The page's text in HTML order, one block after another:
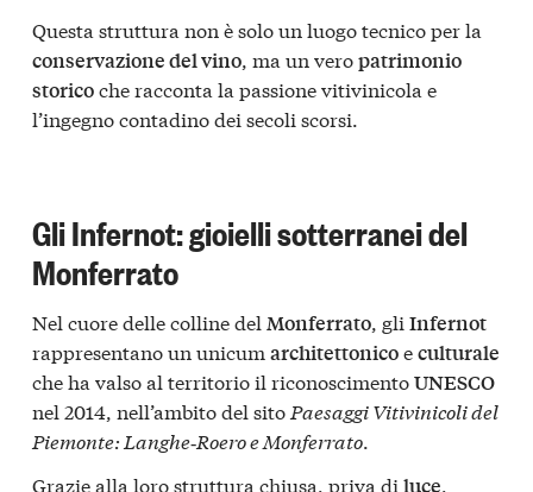
Questa struttura non è solo un luogo tecnico per la
conservazione del vino, ma un veropatrimonio
storicoche racconta la passione vitivinicola e
l’ingegno contadino dei secoli scorsi.
Gli Infernot: gioielli sotterranei del
Monferrato
Nel cuore delle colline del Monferrato , gli Infernot
rappresentano un unicum architettonicoeculturale
che ha valso al territorio il riconoscimentoUNESCO
nel 2014, nell’ambito del sito Paesaggi Vitivinicoli del
Piemonte: Langhe‑Roero e Monferrato
Grazie alla loro struttura chiusa, priva di luce,